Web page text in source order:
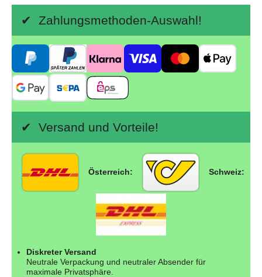
✔ Zahlungsmethoden-Auswahl!
✔ Versand und Vorteile!
Österreich: Schweiz:
Diskreter Versand
Neutrale Verpackung und neutraler Absender für
maximale Privatsphäre.